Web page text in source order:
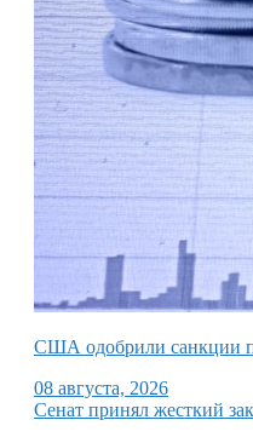
США одобрили санкции
08 августа, 2026
Сенат принял жесткий